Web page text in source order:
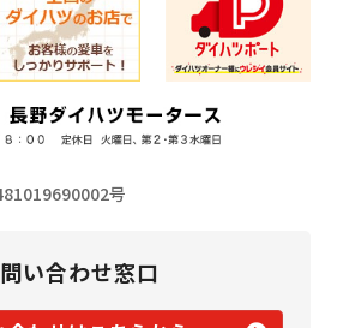
号
い合わせ窓口